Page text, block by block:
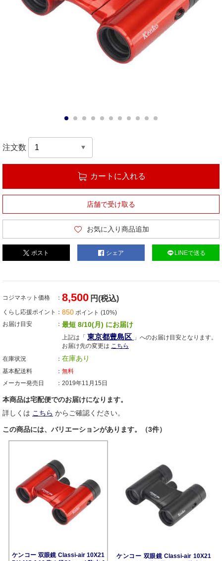
10
注文数
カートに入れる
店舗で受け取る
お気に入り商品追加
ポスト シェア LINEで送る
コジマネット価格 8,500 円(税込)
くらし応援ポイント 850 ポイント (10%)
お届け目安
最短 8/10(月) にお届け
上記は「 東京都豊島区 」へのお届け目安となります。
お届け先の変更は こちら
在庫状況
在庫あり
基本配送料
無料
メーカー発売日
2019年11月15日
本商品は宅配便でのお届けになります。
詳しくは こちら からご確認ください。
この商品には、バリエーションがあります。（3件）
ケンコー 双眼鏡 Classi-air 10X21
ケンコー 双眼鏡 Classi-air 10X21